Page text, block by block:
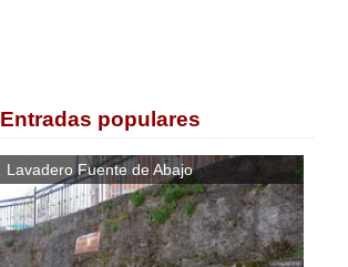
Entradas populares
Lavadero Fuente de Abajo